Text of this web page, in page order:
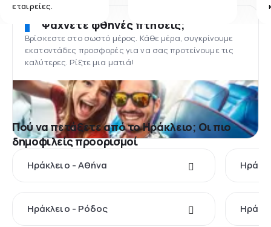
εταιρείες.
Ψάχνετε φθηνές πτήσεις;
Βρίσκεστε στο σωστό μέρος. Κάθε μέρα, συγκρίνουμε
εκατοντάδες προσφορές για να σας προτείνουμε τις
καλύτερες. Ρίξτε μια ματιά!
Πού να πετάξετε από το Ηράκλειο; Οι πιο
δημοφιλείς προορισμοί
Ηράκλειο - Αθήνα
Ηράκλειο - Ρόδος